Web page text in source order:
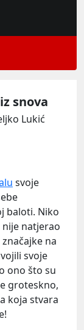
snova
Lukić
svoje
baloti. Niko
natjerao
na
svoje
ono što su
groteskno,
koja stvara